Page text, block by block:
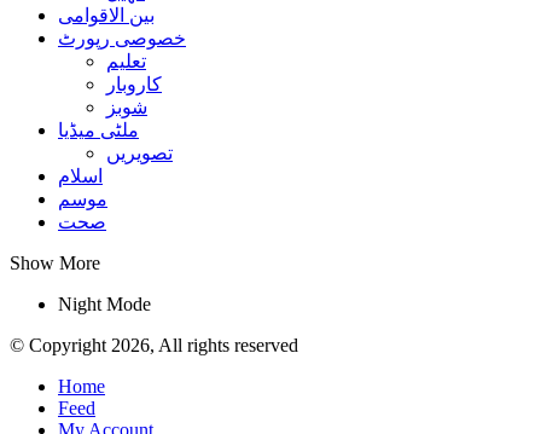
بین الاقوامی
خصوصی رپورٹ
تعلیم
کاروبار
شوبز
ملٹی میڈیا
تصویریں
اسلام
موسم
صحت
Show More
Night Mode
© Copyright 2026, All rights reserved
Home
Feed
My Account